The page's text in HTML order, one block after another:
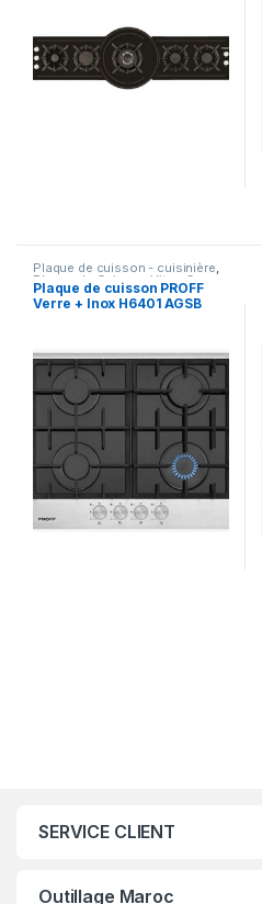
Plaque de cuisson - cuisinière,
Plaque de Cuisson Vitro-Gas
Plaque de cuisson PROFF
Verre + Inox H6401 AGSB
SERVICE CLIENT
Outillage Maroc